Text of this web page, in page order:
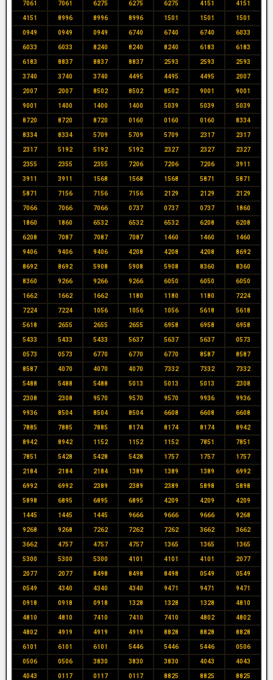
7061 7061 6275 6275 6275 4151 4151
4151 8996 8996 8996 1501 1501 1501
0949 0949 0949 6740 6740 6740 6033
6033 6033 8240 8240 8240 6183 6183
6183 8837 8837 8837 2593 2593 2593
3740 3740 3740 4495 4495 4495 2007
2007 2007 8502 8502 8502 9001 9001
9001 1400 1400 1400 5039 5039 5039
8720 8720 8720 0160 0160 0160 8334
8334 8334 5709 5709 5709 2317 2317
2317 5192 5192 5192 2327 2327 2327
2355 2355 2355 7206 7206 7206 3911
3911 3911 1568 1568 1568 5871 5871
5871 7156 7156 7156 2129 2129 2129
7066 7066 7066 0737 0737 0737 1860
1860 1860 6532 6532 6532 6208 6208
6208 7087 7087 7087 1460 1460 1460
9406 9406 9406 4208 4208 4208 8692
8692 8692 5908 5908 5908 8360 8360
8360 9266 9266 9266 6050 6050 6050
1662 1662 1662 1180 1180 1180 7224
7224 7224 1056 1056 1056 5618 5618
5618 2655 2655 2655 6958 6958 6958
5433 5433 5433 5637 5637 5637 0573
0573 0573 6770 6770 6770 8587 8587
8587 4070 4070 4070 7332 7332 7332
5488 5488 5488 5013 5013 5013 2308
2308 2308 9570 9570 9570 9936 9936
9936 8504 8504 8504 6608 6608 6608
7885 7885 7885 8174 8174 8174 8942
8942 8942 1152 1152 1152 7851 7851
7851 5428 5428 5428 1757 1757 1757
2184 2184 2184 1389 1389 1389 6992
6992 6992 2389 2389 2389 5898 5898
5898 6895 6895 6895 4209 4209 4209
1445 1445 1445 9666 9666 9666 9268
9268 9268 7262 7262 7262 3662 3662
3662 4757 4757 4757 1365 1365 1365
5300 5300 5300 4101 4101 4101 2077
2077 2077 8498 8498 8498 0549 0549
0549 4340 4340 4340 9471 9471 9471
0918 0918 0918 1328 1328 1328 4810
4810 4810 7410 7410 7410 4802 4802
4802 4919 4919 4919 8828 8828 8828
6101 6101 6101 5446 5446 5446 0506
0506 0506 3830 3830 3830 4043 4043
4043 0117 0117 0117 8825 8825 8825